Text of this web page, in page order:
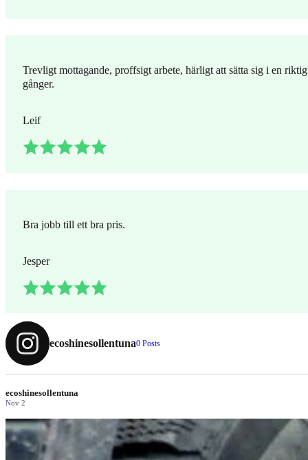
Trevligt mottagande, proffsigt arbete, härligt att sätta sig i en
gånger.
Leif
Bra jobb till ett bra pris.
Jesper
ecoshinesollentuna0 Posts
ecoshinesollentuna
Nov 2